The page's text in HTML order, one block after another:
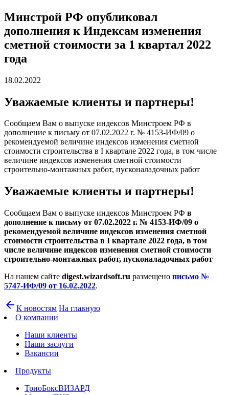
Минстрой РФ опубликовал
дополнения к Индексам изменения
сметной стоимости за 1 квартал 2022
года
18.02.2022
Уважаемые клиенты и партнеры!
Сообщаем Вам о выпуске индексов Минстроем РФ в
дополнение к письму от 07.02.2022 г. № 4153-ИФ/09 о
рекомендуемой величине индексов изменения сметной
стоимости строительства в I квартале 2022 года, в том числе
величине индексов изменения сметной стоимости
строительно-монтажных работ, пусконаладочных работ
Уважаемые клиенты и партнеры!
Сообщаем Вам о выпуске индексов Минстроем РФ в
дополнение к письму от 07.02.2022 г. № 4153-ИФ/09 о
рекомендуемой величине индексов изменения сметной
стоимости строительства в I квартале 2022 года, в том
числе величине индексов изменения сметной стоимости
строительно-монтажных работ, пусконаладочных работ
На нашем сайте digest.wizardsoft.ru размещено письмо №
5747-ИФ/09 от 16.02.2022.
arrow_back К новостям На главную
О компании
Наши клиенты
Наши заслуги
Вакансии
Продукты
ТриоБоксВИЗАРД